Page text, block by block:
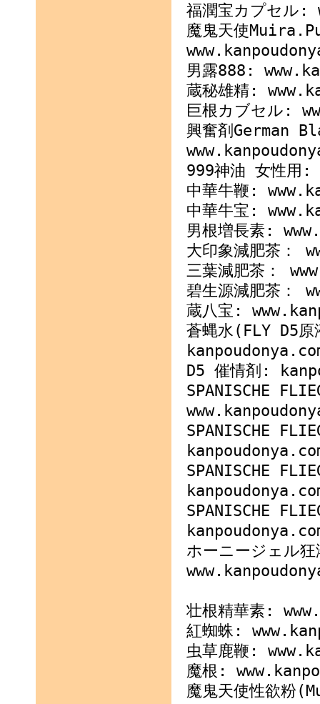
福潤宝カプセル
魔鬼天使
男露888:
蔵秘雄精:
巨根カブセル:
興奮剤German
999神油 女性用
中華牛鞭:
中華牛宝:
男根増長素:
大印象減肥茶：
三葉減肥茶：
碧生源減肥茶：
蔵八宝:
蒼蝿水(FLY D5
D5 催情剤:
SPANISCHE
SPANISCHE
SPANISCHE
SPANISCHE
ホーニージェル
壮根精華素:
紅蜘蛛:
虫草鹿鞭:
魔根:
魔鬼天使性欲粉